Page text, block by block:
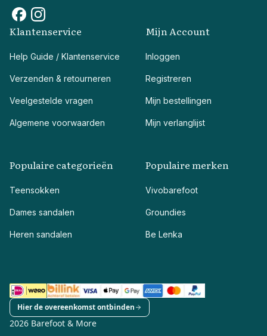
Klantenservice
Help Guide / Klantenservice
Verzenden & retourneren
Veelgestelde vragen
Algemene voorwaarden
Mijn Account
Inloggen
Registreren
Mijn bestellingen
Mijn verlanglijst
Populaire categorieën
Teensokken
Dames sandalen
Heren sandalen
Populaire merken
Vivobarefoot
Groundies
Be Lenka
2026 Barefoot & More
Hier de overeenkomst ontbinden